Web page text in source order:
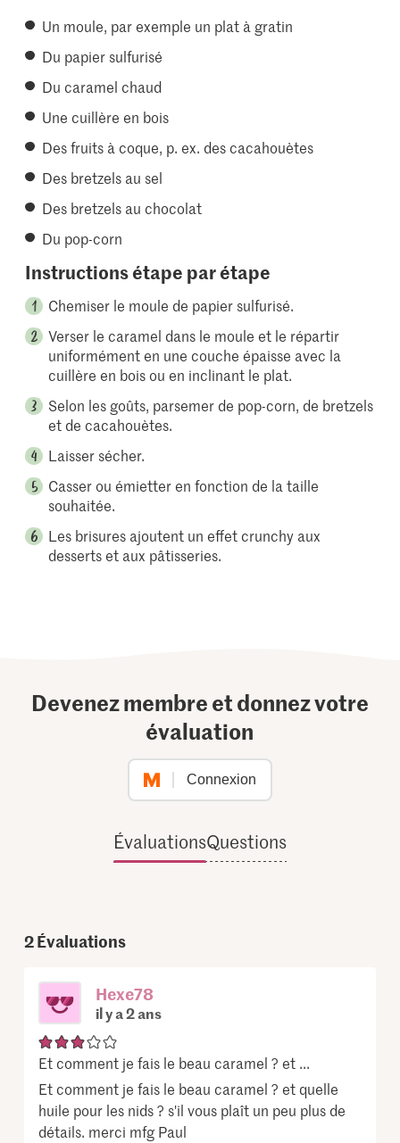
Un moule, par exemple un plat à gratin
Du papier sulfurisé
Du caramel chaud
Une cuillère en bois
Des fruits à coque, p. ex. des cacahouètes
Des bretzels au sel
Des bretzels au chocolat
Du pop-corn
Instructions étape par étape
Chemiser le moule de papier sulfurisé.
Verser le caramel dans le moule et le répartir
uniformément en une couche épaisse avec la
cuillère en bois ou en inclinant le plat.
Selon les goûts, parsemer de pop-corn, de bretzels
et de cacahouètes.
Laisser sécher.
Casser ou émietter en fonction de la taille
souhaitée.
Les brisures ajoutent un effet crunchy aux
desserts et aux pâtisseries.
Devenez membre et donnez votre
évaluation
Connexion
ÉvaluationsQuestions
2Évaluations
Hexe78
il y a 2 ans
Et comment je fais le beau caramel ? et ...
Et comment je fais le beau caramel ? et quelle
huile pour les nids ? s'il vous plaît un peu plus de
détails. merci mfg Paul